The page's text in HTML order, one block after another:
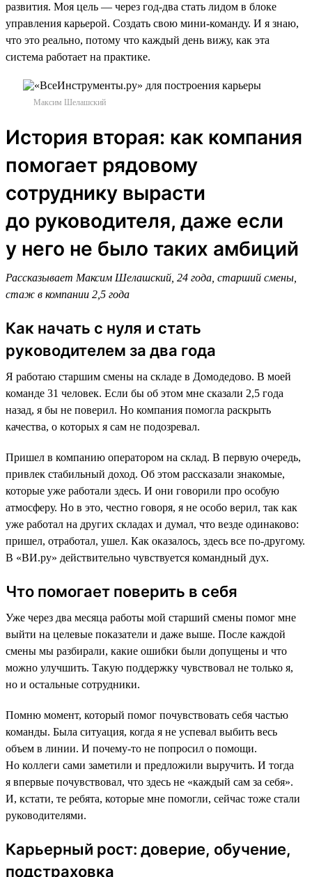
развития. Моя цель — через год-два стать лидом в блоке
управления карьерой. Создать свою мини-команду. И я знаю,
что это реально, потому что каждый день вижу, как эта
система работает на практике.
Максим Шелашский
История вторая: как компания
помогает рядовому
сотруднику вырасти
до руководителя, даже если
у него не было таких амбиций
Рассказывает Максим Шелашский, 24 года, старший смены,
стаж в компании 2,5 года
Как начать с нуля и стать
руководителем за два года
Я работаю старшим смены на складе в Домодедово. В моей
команде 31 человек. Если бы об этом мне сказали 2,5 года
назад, я бы не поверил. Но компания помогла раскрыть
качества, о которых я сам не подозревал.
Пришел в компанию оператором на склад. В первую очередь,
привлек стабильный доход. Об этом рассказали знакомые,
которые уже работали здесь. И они говорили про особую
атмосферу. Но в это, честно говоря, я не особо верил, так как
уже работал на других складах и думал, что везде одинаково:
пришел, отработал, ушел. Как оказалось, здесь все по-другому.
В «ВИ.ру» действительно чувствуется командный дух.
Что помогает поверить в себя
Уже через два месяца работы мой старший смены помог мне
выйти на целевые показатели и даже выше. После каждой
смены мы разбирали, какие ошибки были допущены и что
можно улучшить. Такую поддержку чувствовал не только я,
но и остальные сотрудники.
Помню момент, который помог почувствовать себя частью
команды. Была ситуация, когда я не успевал выбить весь
объем в линии. И почему-то не попросил о помощи.
Но коллеги сами заметили и предложили выручить. И тогда
я впервые почувствовал, что здесь не «каждый сам за себя».
И, кстати, те ребята, которые мне помогли, сейчас тоже стали
руководителями.
Карьерный рост: доверие, обучение,
подстраховка